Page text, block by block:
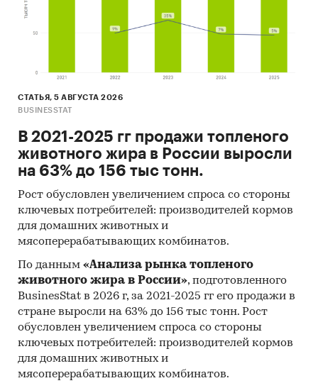
рынка.
Стоимость проекта
Собственные средства.
Выгоды и риски проекта
Выгоды. На данный момент рынок мини-
еще нет крупных, ярко-выраженных игроков-
монополистов. На фоне постепенно
повышающегося спроса на свежий хлеб и
может не только занять свою долю, но и
опередить конкурентов, заняв значительную
долю на рынке.
Риски. Среди основных рисков проекта можно
выделить такие, как неграмотная сбытовая
политика, неверное установление цен на
конечный продукт, неграмотный подбор
СТАТЬЯ, 5 АВГУСТА 2026
BUSINESSTAT
В 2021-2025 гг продажи топленого
животного жира в России выросли
на 63% до 156 тыс тонн.
Рост обусловлен увеличением спроса со стороны
ключевых потребителей: производителей кормов
для домашних животных и
мясоперерабатывающих комбинатов.
По данным «Анализа рынка топленого
животного жира в России», подготовленного
BusinesStat в 2026 г, за 2021-2025 гг его продажи в
стране выросли на 63% до 156 тыс тонн. Рост
обусловлен увеличением спроса со стороны
ключевых потребителей: производителей кормов
для домашних животных и
мясоперерабатывающих комбинатов.